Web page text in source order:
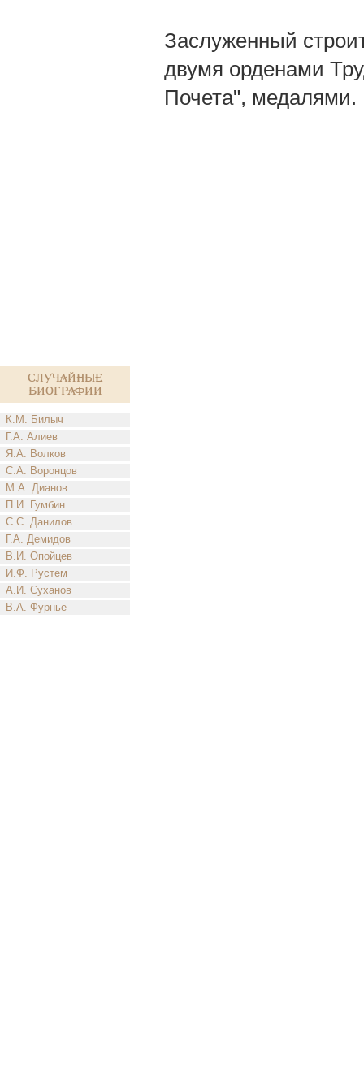
Случайные
биографии
К.М. Билыч
Г.А. Алиев
Я.А. Волков
С.А. Воронцов
М.А. Дианов
П.И. Гумбин
С.С. Данилов
Г.А. Демидов
В.И. Опойцев
И.Ф. Рустем
А.И. Суханов
В.А. Фурнье
Заслуженный
двумя орденами
Почета", медалями.